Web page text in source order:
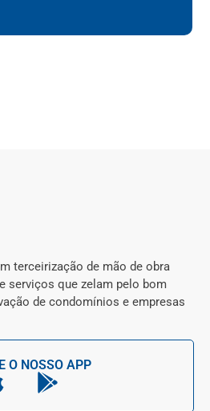
terceirização de mão de obra
serviços que zelam pelo bom
de condomínios e empresas
O NOSSO APP